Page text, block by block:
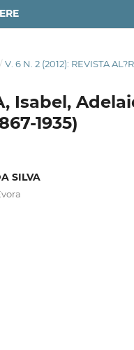
/ V. 6 N. 2 (2012): REVISTA
Isabel,
1935)
SILVA